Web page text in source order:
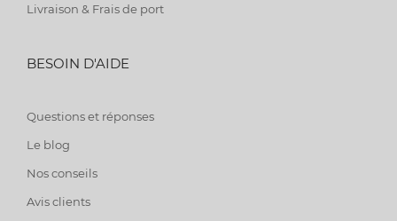
Livraison & Frais de port
BESOIN D'AIDE
Questions et réponses
Le blog
Nos conseils
Avis clients